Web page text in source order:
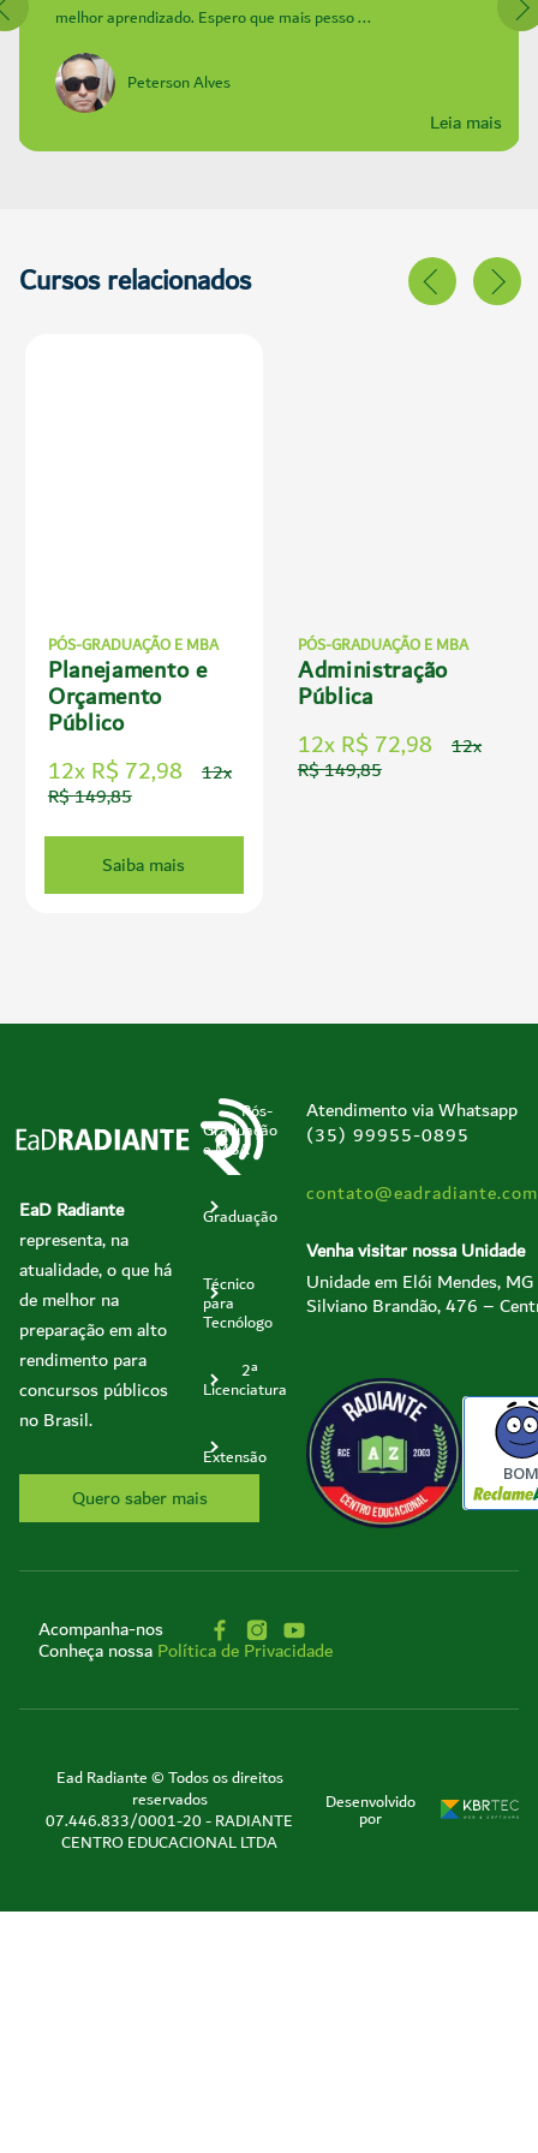
melhor aprendizado. Espero que mais pesso ...
Leia mais
Peterson Alves
Cursos relacionados
PÓS-GRADUAÇÃO E MBA
Planejamento e
Orçamento
Público
12x R$ 72,98
12x
R$ 149,85
Saiba mais
PÓS-GRADUAÇÃO E MBA
Administração
Pública
12x R$ 72,98
12x
R$ 149,85
EaD Radiante
representa, na
atualidade, o que há
de melhor na
preparação em alto
rendimento para
concursos públicos
no Brasil.
Quero saber mais
Pós-
Graduação
e MBA
Graduação
Técnico
para
Tecnólogo
2ª
Licenciatura
Extensão
Atendimento via Whatsapp
(35) 99955-0895
Venha visitar nossa Unidade
Unidade em Elói Mendes, MG
Silviano Brandão, 476 –
Acompanha-nos
Conheça nossaPolítica de Privacidade
Ead Radiante © Todos os direitos
reservados
07.446.833/0001-20 - RADIANTE
CENTRO EDUCACIONAL LTDA
Desenvolvido
por